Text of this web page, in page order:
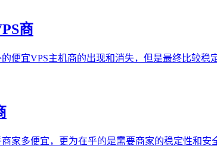
商
便宜VPS主机商的出现和消失，但是最终比较稳
家多便宜，更为在乎的是需要商家的稳定性和安